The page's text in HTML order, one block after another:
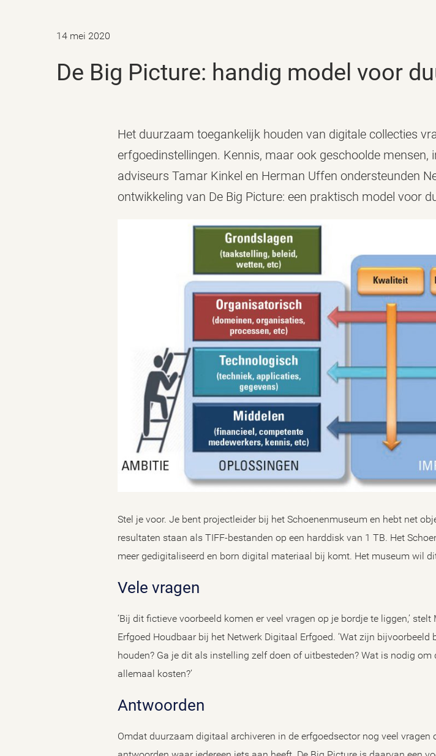
14 mei 2020
De Big Picture: handig model voor
Het duurzaam toegankelijk houden van digitale collecties
erfgoedinstellingen. Kennis, maar ook geschoolde
adviseurs Tamar Kinkel en Herman Uffen ondersteunden
ontwikkeling van De Big Picture: een praktisch model voor
Stel je voor. Je bent projectleider bij het Schoenenmuseum en hebt net
resultaten staan als TIFF-bestanden op een harddisk van 1 TB. Het
meer gedigitaliseerd en born digital materiaal bij komt. Het museum wil
Vele vragen
‘Bij dit fictieve voorbeeld komen er veel vragen op je bordje te liggen,’
Erfgoed Houdbaar bij het Netwerk Digitaal Erfgoed. ‘Wat zijn
houden? Ga je dit als instelling zelf doen of uitbesteden? Wat is nodig
allemaal kosten?’
Antwoorden
Omdat duurzaam digitaal archiveren in de erfgoedsector nog veel